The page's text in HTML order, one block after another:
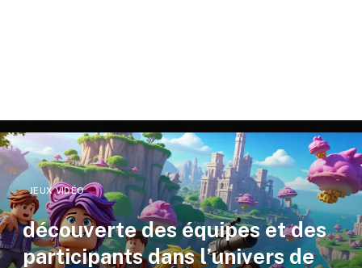
JEUX VIDÉO
découverte des équipes et des
participants dans l’univers de